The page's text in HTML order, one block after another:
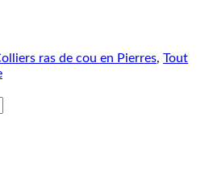
ras de cou en Pierres, Tout